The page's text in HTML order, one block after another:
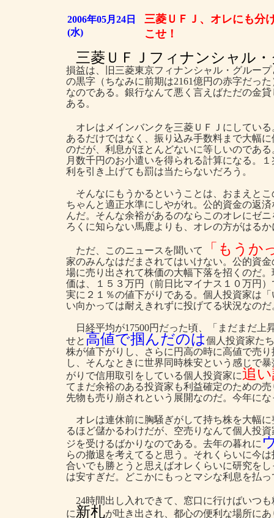
2006年05月24日
(水)
三菱ＵＦＪ、オレにも分
こせ！
三菱ＵＦＪフィナンシャル
損益は、旧三菱東京フィナンシャル・グルー
の黒字（ちなみに前期は2161億円の赤字だっ
なのである。銀行なんて悪く言えばただの金
ある。
オレはメインバンクを三菱ＵＦＪにしている
あるだけではなく、振り込み手数料まで大幅
のだが、利息がほとんどないに等しいのであ
月数千円のお小遣いを得られる計算になる。
利を引き上げても罰は当たらないだろう。
そんなにもうかるということは、おまえと
ちゃんと適正水準にしやがれ。公的資金の返
んだ。そんな余裕があるのならこのオレにゼ
ろくに知らない馬鹿よりも、オレの方がはる
ただ、このニュースを聞いて 「もうか
家のみんなはだまされてはいけない。公的資
場に売り出されて株価の大幅下落を招くのだ
価は、１５３万円（前日比マイナス１０万円
実に２１％の値下がりである。個人投資家は
い向かっては耐えきれずに投げてる状況なのだ
日経平均が17500円だった頃、「まだまだ上
せと 高値で掴んだのは個人投資家た
株が値下がりし、さらに円高の時に高値で売
し、そんなときに世界同時株安という感じで
がりで信用取引をしている個人投資家に追
てまだ余裕のある投資家も利益確定のための
先物も売り崩されという展開なのだ。今年に
オレは連休前に胸騒ぎがして持ち株を大幅
るほど儲かるわけだが、空売りなんて個人投
ジを受けるばかりなのである。去年の暮れに
らの撤退を考えてると思う。それくらいに今
合いでも勝とうと思えばオレくらいに研究を
は安すぎだ。どこかにもっとマシな利息を払
24時間出し入れできて、窓口に行けばいつ
に新札が吐き出され、都心の便利な場所に